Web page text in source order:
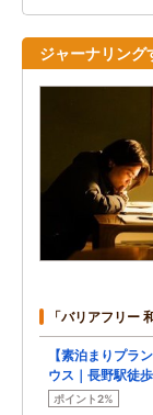
ジャーナリング
「バリアフリー
【素泊まりプラ
ウス｜長野駅徒
ポイント2%